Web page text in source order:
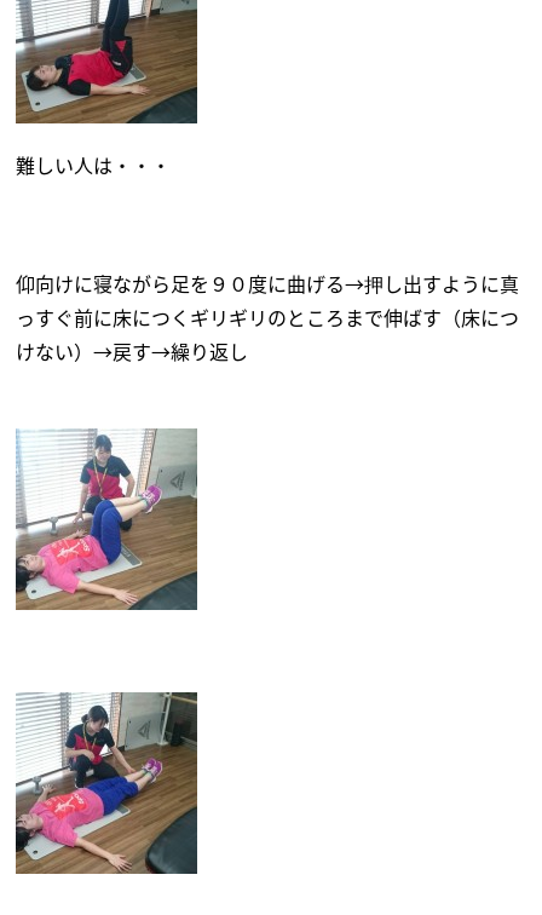
難しい人は・・・
仰向けに寝ながら足を９０度に曲げる→押し出すように真
っすぐ前に床につくギリギリのところまで伸ばす（床につ
けない）→戻す→繰り返し